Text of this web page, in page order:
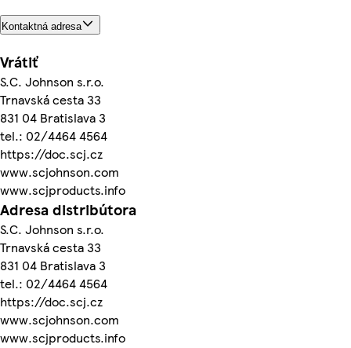
Kontaktná adresa
Vrátiť
S.C. Johnson s.r.o.
Trnavská cesta 33
831 04 Bratislava 3
tel.: 02/4464 4564
https://doc.scj.cz
www.scjohnson.com
www.scjproducts.info
Adresa distribútora
S.C. Johnson s.r.o.
Trnavská cesta 33
831 04 Bratislava 3
tel.: 02/4464 4564
https://doc.scj.cz
www.scjohnson.com
www.scjproducts.info